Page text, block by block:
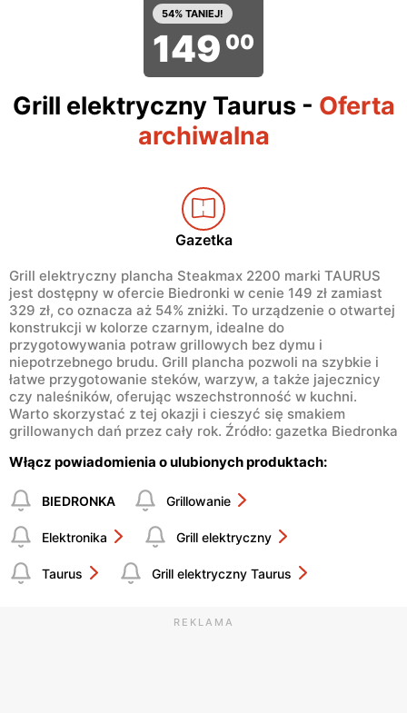
54% TANIEJ!
149 00
Grill elektryczny Taurus- Oferta
archiwalna
Gazetka
Grill elektryczny plancha Steakmax 2200 marki TAURUS
jest dostępny w ofercie Biedronki w cenie 149 zł zamiast
329 zł, co oznacza aż 54% zniżki. To urządzenie o otwartej
konstrukcji w kolorze czarnym, idealne do
przygotowywania potraw grillowych bez dymu i
niepotrzebnego brudu. Grill plancha pozwoli na szybkie i
łatwe przygotowanie steków, warzyw, a także jajecznicy
czy naleśników, oferując wszechstronność w kuchni.
Warto skorzystać z tej okazji i cieszyć się smakiem
grillowanych dań przez cały rok. Źródło: gazetka Biedronka
Włącz powiadomienia o ulubionych produktach:
BIEDRONKA Grillowanie
Elektronika Grill elektryczny
Taurus Grill elektryczny Taurus
REKLAMA